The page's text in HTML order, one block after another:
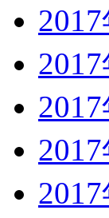
2017
2017
2017
2017
2017